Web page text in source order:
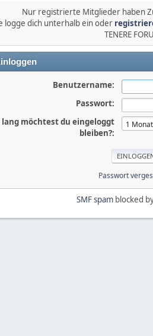
Nur registrierte Mitglieder haben
logge dich unterhalb ein oder
TENERE
Benutzername:
Passwort:
lang möchtest du eingeloggt
bleiben?:
Passwort
SMF spamblocked